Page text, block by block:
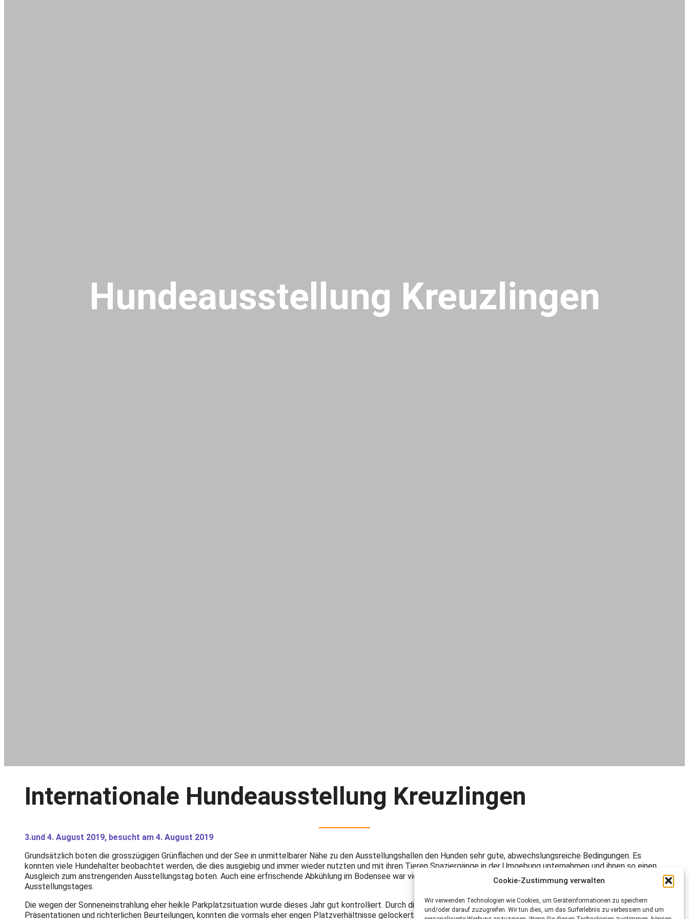
Cookie-Zustimmung verwalten
Wir verwenden Technologien wie Cookies, um Geräteinformationen zu speichern
und/oder darauf zuzugreifen. Wir tun dies, um das Surferlebnis zu verbessern und um
Hundeausstellung Kreuzlingen
Internationale Hundeausstellung Kreuzlingen
3.und 4. August 2019, besucht am 4. August 2019
Grundsätzlich boten die grosszügigen Grünflächen und der See in unmittelbarer Nähe zu den Ausstellungshallen den Hunden sehr gute, abwechslungsreiche Bedingungen. Es
konnten viele Hundehalter beobachtet werden, die dies ausgiebig und immer wieder nutzten und mit ihren Tieren Spaziergänge in der Umgebung unternahmen und ihnen so einen
Ausgleich zum anstrengenden Ausstellungstag boten. Auch eine erfrischende Abkühlung im Bodensee war vielen Hunden gestattet, wenn auch erst am Ende des
Ausstellungstages.
Die wegen der Sonneneinstrahlung eher heikle Parkplatzsituation wurde dieses Jahr gut kontrolliert. Durch die gute Einteilung des Geländes mit Nutzung der Grünfläche für die
Präsentationen und richterlichen Beurteilungen, konnten die vormals eher engen Platzverhältnisse gelockert werden, was zu entspannteren Begegnungen zwischen den